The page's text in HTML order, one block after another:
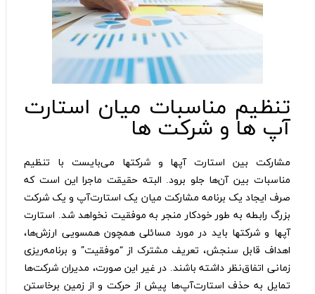
تنظیم مناسبات میان استارت
آپ ها و شرکت ها
مشارکت بین استارت آپها و شرکتها می‌بایست با تنظیم
مناسبات بین آن‌ها جلو برود. البته حقیقت ماجرا این است که
صرف ایجاد یک برنامه مشارکت میان یک استارت‌آپ و یک شرکت
بزرگ رابطه به طور خودکار منجر به موفقیت نخواهد شد. استارت
آپها و شرکتها باید در مورد مسائلی همچون همسویی ارزش‌ها،
اهداف قابل سنجش، تعریف مشترک از “موفقیت” و برنامه‌ریزی
زمانی اتفاق‌نظر داشته باشند. در غیر این صورت، مدیران شرکت‌ها
تمایل به حذف استارت‌آپ‌ها پیش از حرکت و از زمین برخاستن